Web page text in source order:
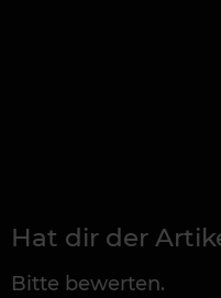
Hat dir der
Bitte bewerten.